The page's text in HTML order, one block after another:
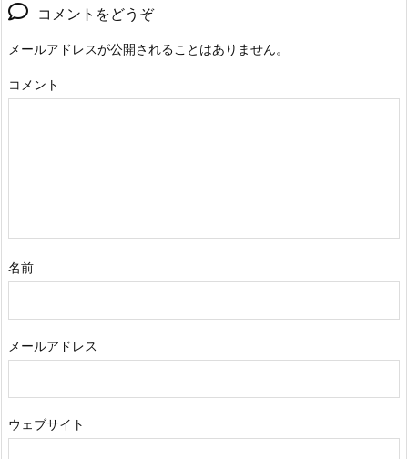
コメントをどうぞ
メールアドレスが公開されることはありません。
コメント
名前
メールアドレス
ウェブサイト